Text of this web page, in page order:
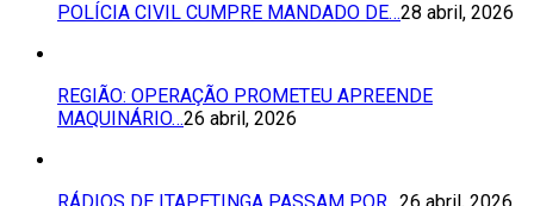
POLÍCIA CIVIL CUMPRE MANDADO DE…28 abril, 2026
REGIÃO: OPERAÇÃO PROMETEU APREENDE
MAQUINÁRIO…26 abril, 2026